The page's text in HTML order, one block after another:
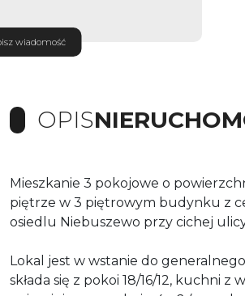
wiadomość
OPIS
Mieszkanie 3 pokojowe o
piętrze w 3 piętrowym budynku z
osiedlu Niebuszewo przy cichej
Lokal jest w wstanie do
składa się z pokoi 18/16/12, kuchni z